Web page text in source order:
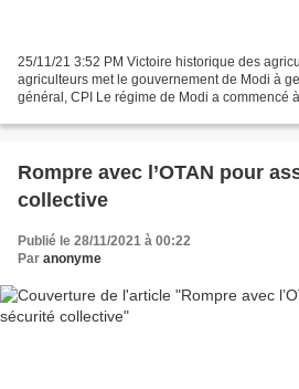
25/11/21 3:52 PM Victoire historique des
agriculteurs met le gouvernement de Modi à
général, CPI Le régime de Modi a commencé
Rompre avec l’OTAN pour
collective
Publié le 28/11/2021 à 00:22
Par anonyme